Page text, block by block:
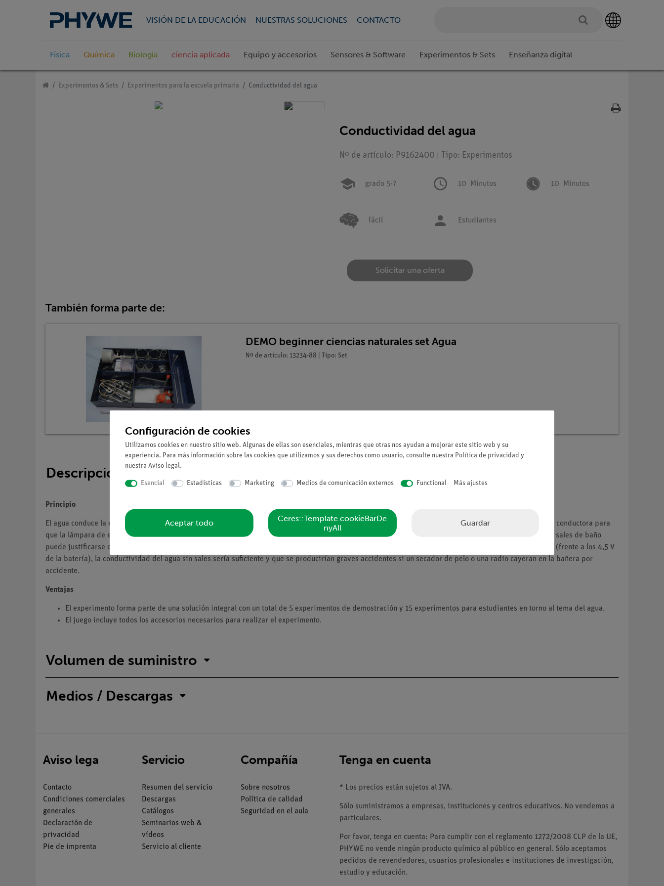
VISIÓN DE LA EDUCACIÓN NUESTRAS SOLUCIONES CONTACTO
Física Química Biologia ciencia aplicada Equipo y accesorios Sensores & Software Experimentos & Sets Enseñanza digital
Experimentos & Sets Experimentos para la escuela primaria Conductividad del agua
Conductividad del agua
Nº de artículo: P9162400 | Tipo: Experimentos
grado 5-7 10 Minutos 10 Minutos
fácil Estudiantes
Solicitar una oferta
También forma parte de:
DEMO beginner ciencias naturales set Agua
Nº de artículo: 13234-88 | Tipo: Set
Descripción
Principio
El agua conduce la electricidad porque contiene iones que actúan como portadores de carga. Sin embargo, como el agua del grifo no es lo suficientemente conductora para
que la lámpara de este montaje se ilumine, se utilizan sales de baño. Éstas aumentan el número de iones y, por tanto, la conductividad del agua. El uso de sales de baño
puede justificarse explicando que se utiliza para simular un baño. Más adelante se comentará que "en la vida real", con 230 V procedentes de un enchufe (frente a los 4,5 V
de la batería), la conductividad del agua sin sales sería suficiente y que se producirían graves accidentes si un secador de pelo o una radio cayeran en la bañera por
accidente.
Ventajas
El experimento forma parte de una solución integral con un total de 5 experimentos de demostración y 15 experimentos para estudiantes en torno al tema del agua.
El juego incluye todos los accesorios necesarios para realizar el experimento.
Volumen de suministro
Medios / Descargas
Aviso lega
Contacto
Condiciones comerciales
generales
Declaración de
privacidad
Pie de imprenta
Servicio
Resumen del servicio
Descargas
Catálogos
Seminarios web &
vídeos
Servicio al cliente
Compañía
Sobre nosotros
Política de calidad
Seguridad en el aula
Tenga en cuenta
* Los precios están sujetos al IVA.
Sólo suministramos a empresas, instituciones y centros educativos. No vendemos a
particulares.
Por favor, tenga en cuenta: Para cumplir con el reglamento 1272/2008 CLP de la UE,
PHYWE no vende ningún producto químico al público en general. Sólo aceptamos
pedidos de revendedores, usuarios profesionales e instituciones de investigación,
estudio y educación.
Configuración de cookies
Utilizamos cookies en nuestro sitio web. Algunas de ellas son esenciales, mientras que otras nos ayudan a mejorar este sitio web y su
experiencia. Para más información sobre las cookies que utilizamos y sus derechos como usuario, consulte nuestra Política de privacidad y
nuestra Aviso legal.
Esencial Estadísticas Marketing Medios de comunicación externos Functional Más ajustes
Aceptar todo
Ceres::Template.cookieBarDe
nyAll
Guardar